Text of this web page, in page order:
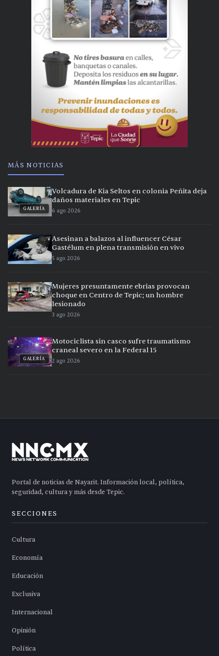
MÁS NOTICIAS
GALERÍA
Volcadura de Kia Seltos en colonia Peñita deja
daños materiales en Tepic
6 ago 2026
Asesinan a balazos al influencer César
Gastélum en plena transmisión en vivo
5 ago 2026
Mujeres presuntamente ebrias provocan
choque en Centro de Tepic; un hombre
lesionado
3 ago 2026
GALERÍA
Motociclista sin casco sufre traumatismo
craneal severo en la Federal 15
2 ago 2026
Portal de noticias de Nayarit. Información local, política,
seguridad, cultura y más desde Tepic.
SECCIONES
Cultura
Economía
Educación
Exclusiva
Internacional
Opinión
Política